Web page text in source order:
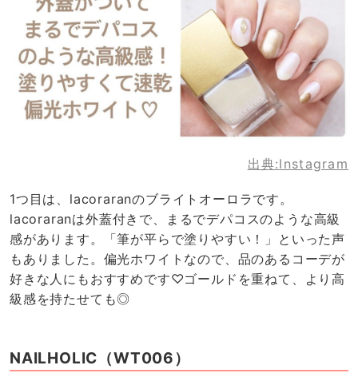
出典:Instagram
1つ目は、lacoraranのブライトオーロラです。
lacoraranは外蓋付きで、まるでデパコスのような高級
感があります。「筆が平らで塗りやすい！」といった声
もありました。偏光ホワイトなので、品のあるコーデが
好きな人にもおすすめです♡ゴールドを重ねて、より高
級感を持たせても◎
NAILHOLIC（WT006）